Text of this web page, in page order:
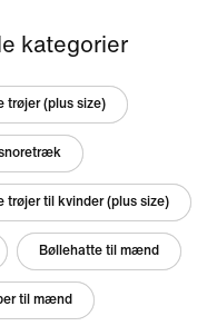
kategorier
trøjer (plus size)
trøjer til kvinder (plus size)
Bøllehatte til mænd
til mænd